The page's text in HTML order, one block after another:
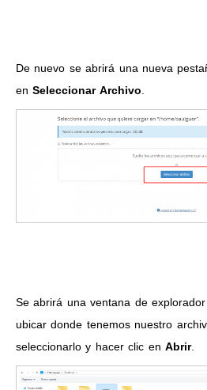
De nuevo se abrirá una nueva
enSeleccionar Archivo
Se abrirá una ventana de
ubicar donde tenemos nuestro
seleccionarlo y hacer clic en Abrir.